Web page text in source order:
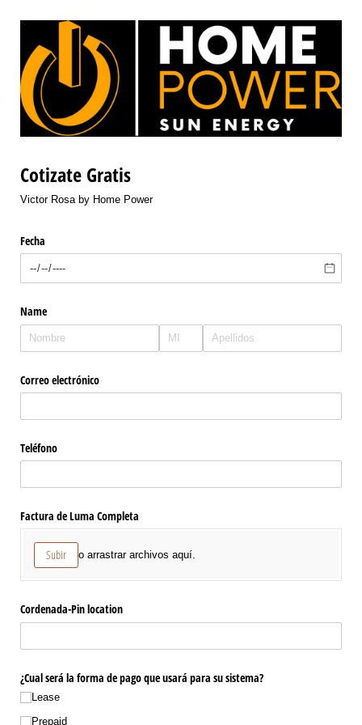
Cotizate Gratis
Victor Rosa by Home Power
Fecha
Name
Correo electrónico
Teléfono
Factura de Luma Completa
Subir o arrastrar archivos aquí.
Cordenada-Pin location
¿Cual será la forma de pago que usará para su sistema?
Lease
Prepaid